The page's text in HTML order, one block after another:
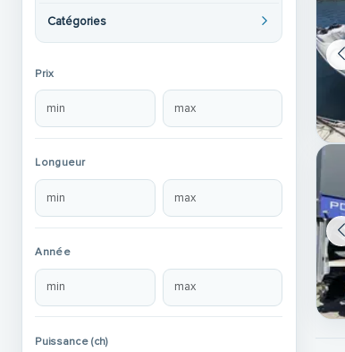
Catégories
Prix
Longueur
Année
Puissance (ch)